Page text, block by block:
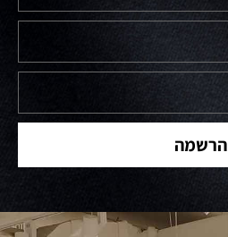
הרשמה